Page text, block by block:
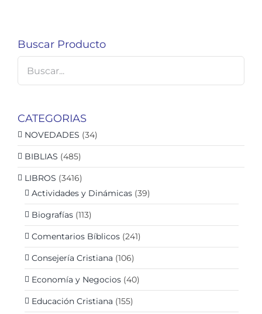
Buscar Producto
CATEGORIAS
NOVEDADES (34)
BIBLIAS (485)
LIBROS (3416)
Actividades y Dinámicas (39)
Biografías (113)
Comentarios Bíblicos (241)
Consejería Cristiana (106)
Economía y Negocios (40)
Educación Cristiana (155)